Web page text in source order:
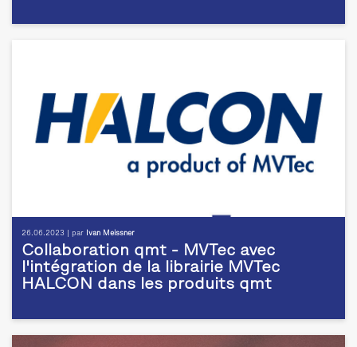
26.06.2023 | par Ivan Meissner
Collaboration qmt - MVTec avec
l'intégration de la librairie MVTec
HALCON dans les produits qmt